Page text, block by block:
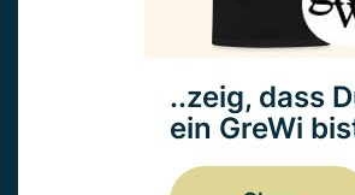
..zeig, dass
ein GreWi